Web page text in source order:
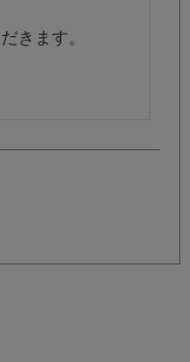
きます。